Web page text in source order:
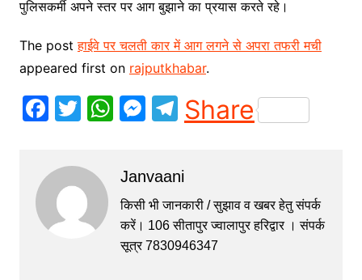
पुलिसकर्मी अपने स्तर पर आग बुझाने का प्रयास करते रहे।
The postहाईवे पर चलती कार में आग लगने से अपरा तफरी मची
appeared first on rajputkhabar.
F
c
e
b
o
T
itt
er
W
s
A
p
p
M
s
e
n
T
el
gr
a
m
Share
Janvaani
किसी भी जानकारी / सुझाव व खबर हेतु संपर्क
करें। 106 सीतापुर ज्वालापुर हरिद्वार । संपर्क
सूत्र 7830946347